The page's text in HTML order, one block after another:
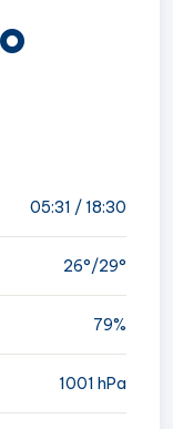
05:31 / 18:30
26°/29°
79%
1001 hPa